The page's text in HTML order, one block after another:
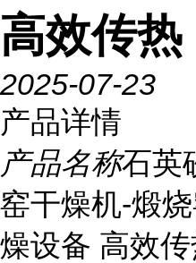
高效传热
2025-07-23
产品详情
产品名称石英
窑干燥机-煅
燥设备 高效